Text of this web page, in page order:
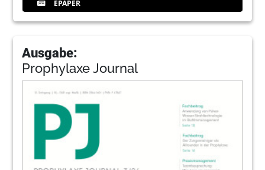
EPAPER
Ausgabe:
Prophylaxe Journal